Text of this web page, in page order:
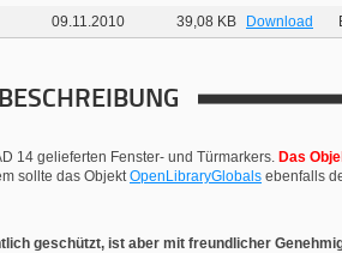
09.11.2010 39,08 KB Download
14 gelieferten Fenster- und Türmarkers. Das
sollte das ObjektOpenLibraryGlobals ebenfalls
geschützt, ist aber mit freundlicher